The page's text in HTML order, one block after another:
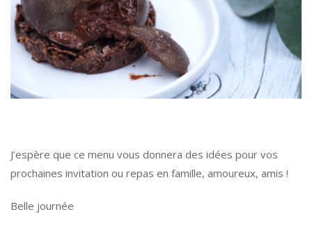
J’espère que ce menu vous donnera des idées pour vos
prochaines invitation ou repas en famille, amoureux, amis !
Belle journée